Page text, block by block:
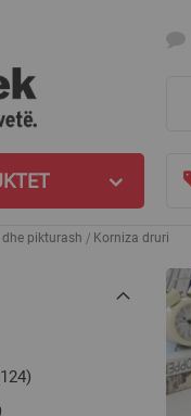
pikturash Korniza druri
124produkte